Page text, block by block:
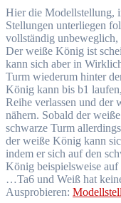
Hier die Modellstellung,
Stellungen unterliegen
vollständig unbeweglich,
Der weiße König ist
kann sich aber in
Turm wiederum hinter
König kann bis b1
Reihe verlassen und der
nähern. Sobald der
schwarze Turm
der weiße König kann
indem er sich auf den
König beispielsweise
…Ta6 und Weiß hat
Ausprobieren: